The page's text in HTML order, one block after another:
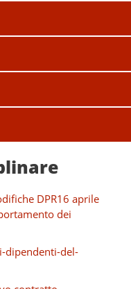
DPR16 aprile
dei
dipendenti-del-